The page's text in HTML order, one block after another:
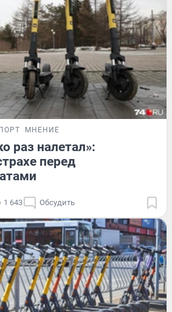
МНЕНИЕ
раз налетал»:
перед
1 643 Обсудить